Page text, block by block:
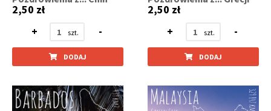
2,50 zł
+
-
DODAJ
2,50 zł
+
-
DODAJ